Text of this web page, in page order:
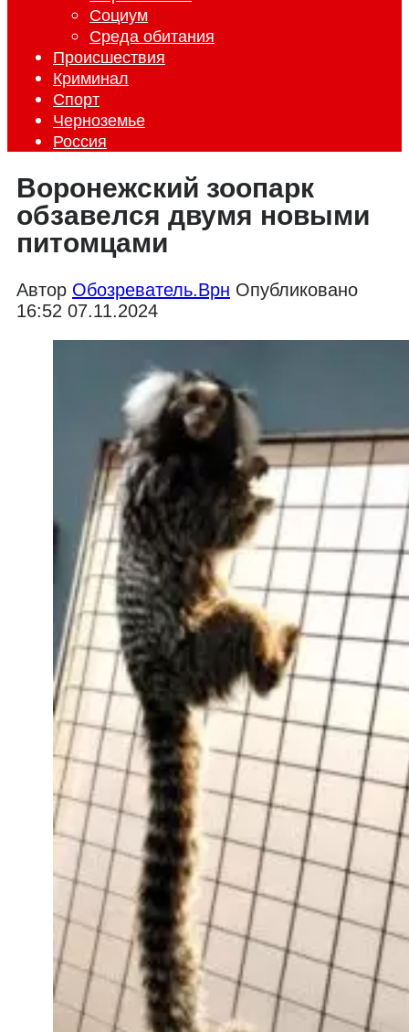
Социум
Среда обитания
Происшествия
Криминал
Спорт
Черноземье
Россия
Воронежский зоопарк
обзавелся двумя новыми
питомцами
Автор Обозреватель.Врн Опубликовано
16:52 07.11.2024